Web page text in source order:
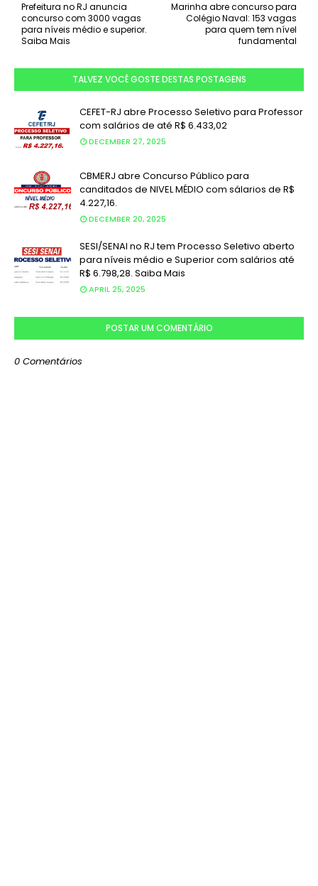
Marinha abre concurso para
Colégio Naval: 153 vagas
para quem tem nível
fundamental
Prefeitura no RJ anuncia
concurso com 3000 vagas
para níveis médio e superior.
Saiba Mais
TALVEZ VOCÊ GOSTE DESTAS POSTAGENS
CEFET-RJ abre Processo Seletivo para Professor
com salários de até R$ 6.433,02
DECEMBER 27, 2025
CBMERJ abre Concurso Público para
canditados de NIVEL MÉDIO com sálarios de R$
4.227,16.
DECEMBER 20, 2025
SESI/SENAI no RJ tem Processo Seletivo aberto
para níveis médio e Superior com salários até
R$ 6.798,28. Saiba Mais
APRIL 25, 2025
POSTAR UM COMENTÁRIO
0 Comentários